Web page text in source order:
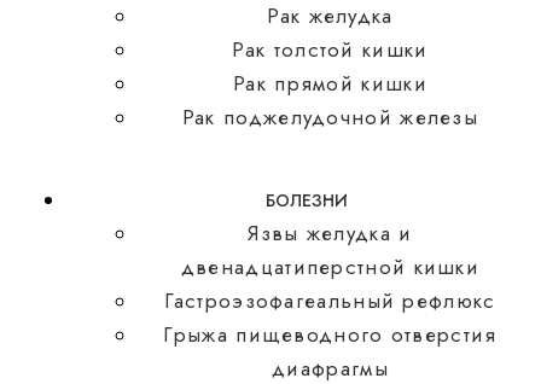
Рак желудка
Рак толстой кишки
Рак прямой кишки
Рак поджелудочной железы
БОЛЕЗНИ
Язвы желудка и
двенадцатиперстной кишки
Гастроэзофагеальный рефлюкс
Грыжа пищеводного отверстия
диафрагмы